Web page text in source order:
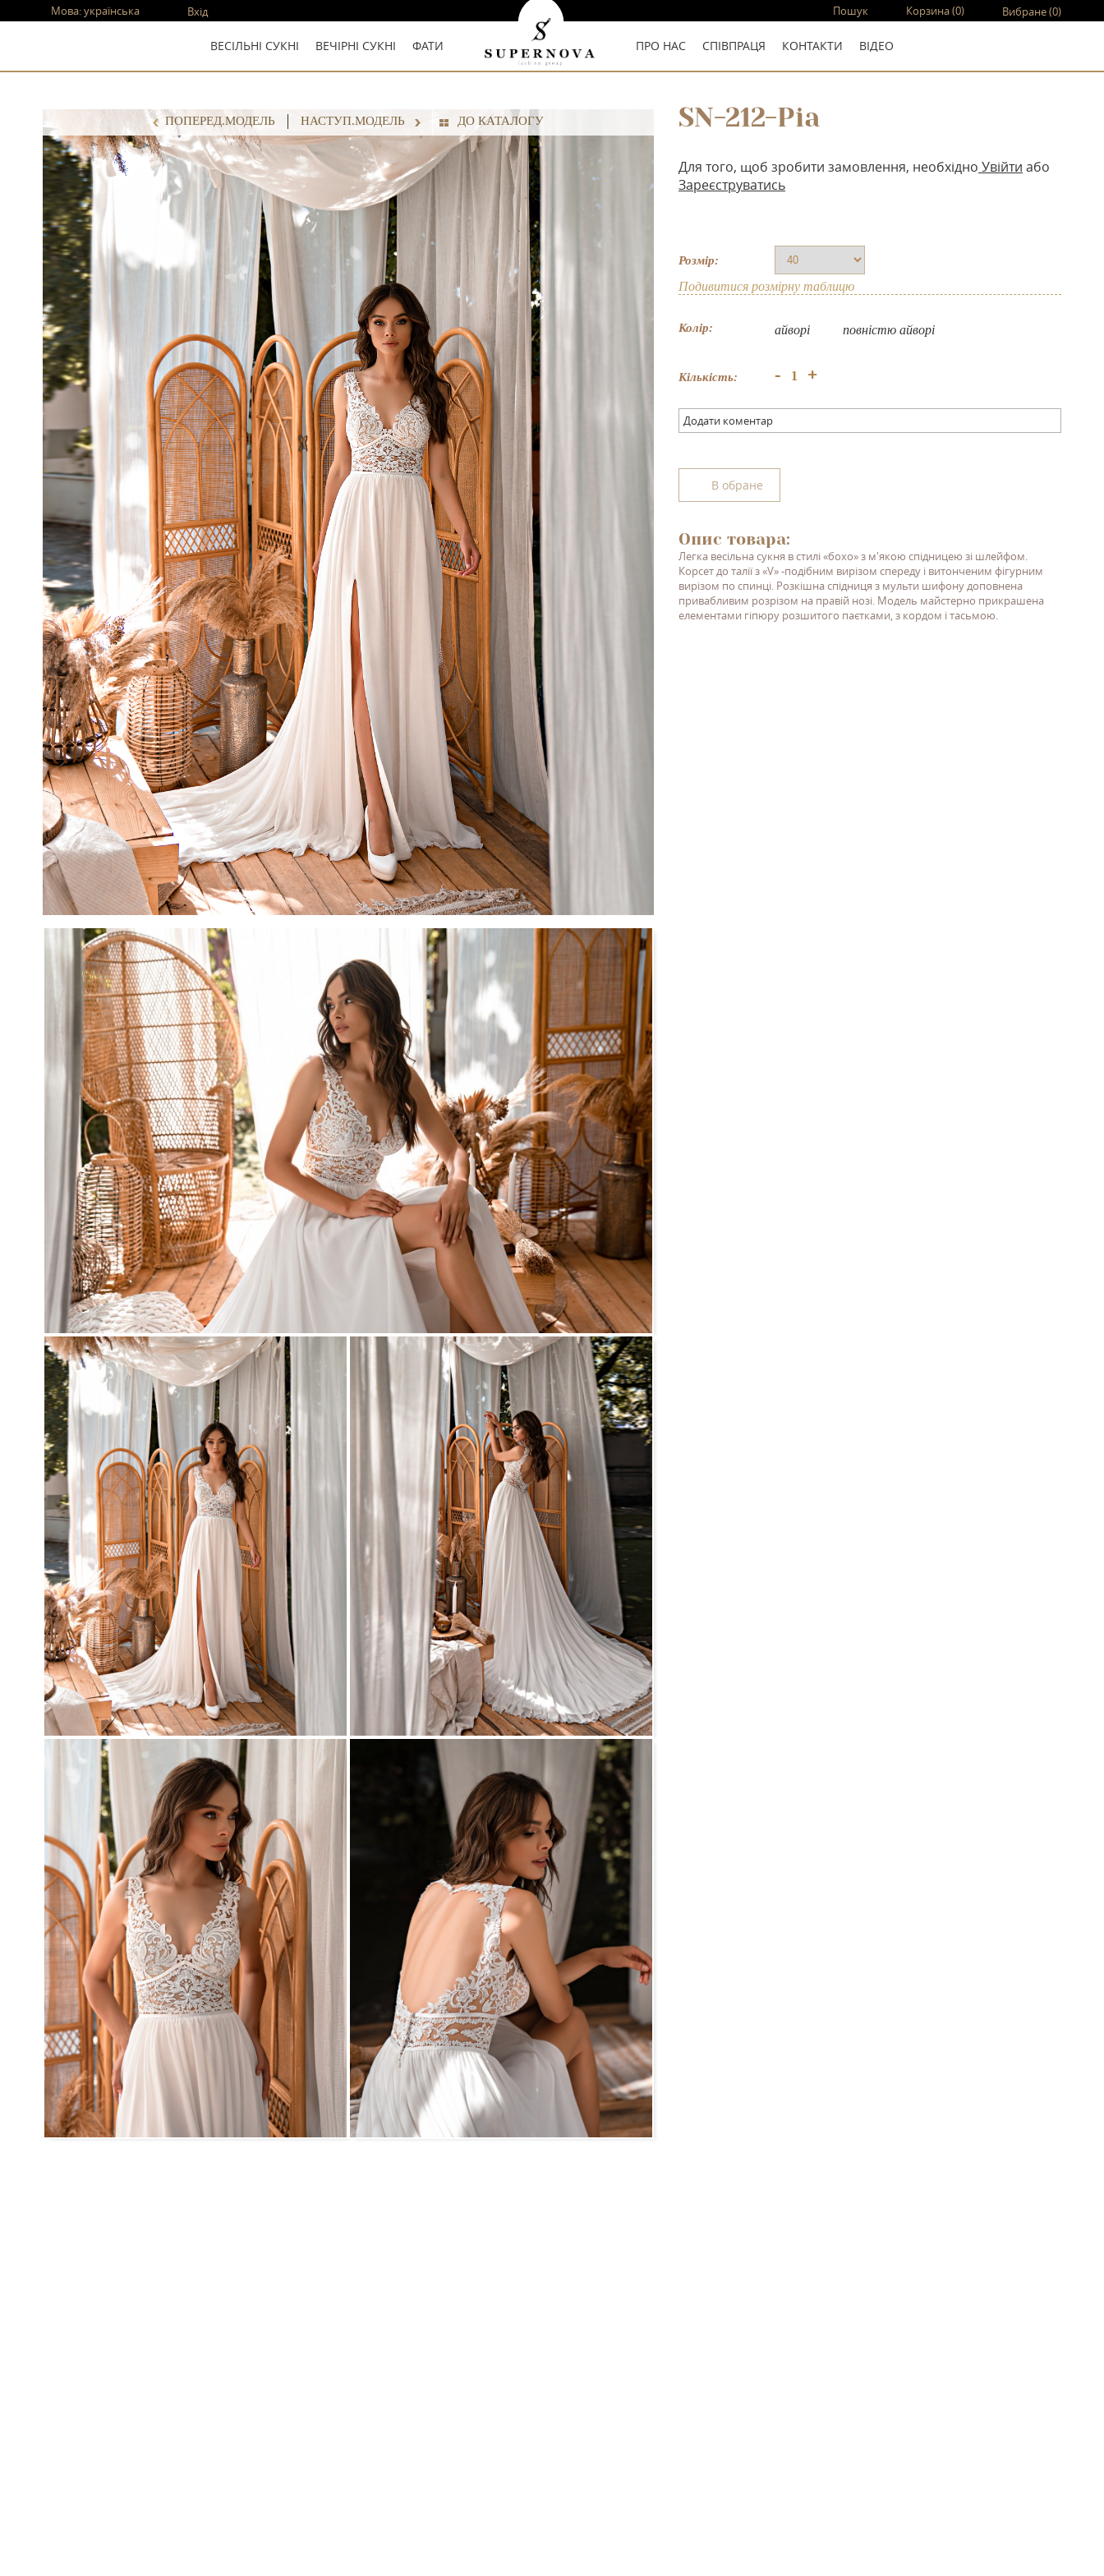
Мова:українська Вхід Пошук Корзина(0) Вибране(0)
ВЕСІЛЬНІ СУКНІ ВЕЧІРНІ СУКНІ ФАТИ ПРО НАС СПІВПРАЦЯ КОНТАКТИ ВIДЕО
ПОПЕРЕД.МОДЕЛЬ НАСТУП.МОДЕЛЬ ДО КАТАЛОГУ SN-212-Pia
Для того, щоб зробити замовлення, необхідно Увійти або
Зареєструватись
Розмір:
Подивитися розмірну таблицю
Колір: айворі повнiстю айворi
Кількість: - +
Додати коментар
В обране
Опис товара:
Легка весільна сукня в стилі«бохо»з м'якою спідницею зі шлейфом.
Корсет до талії з «V» -подібним вирізом спереду і витонченим фігурним
вирізом по спинці. Розкішна спідниця з мульти шифону доповнена
привабливим розрізом на правій нозі. Модель майстерно прикрашена
елементами гіпюру розшитого паєтками, з кордом і тасьмою.